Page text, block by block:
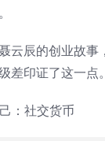
云辰的创业故
差印证了这一点。
：社交货币